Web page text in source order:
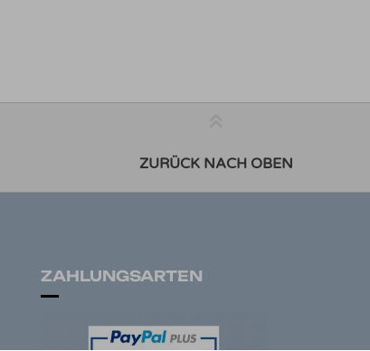
ZURÜCK NACH OBEN
ZAHLUNGSARTEN